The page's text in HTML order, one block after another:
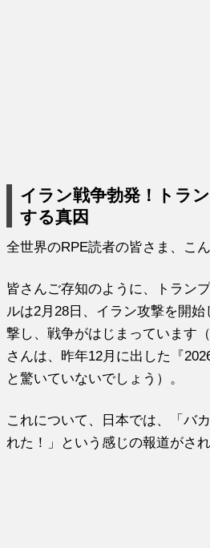
イラン戦争勃発！トラ
する真因
全世界のRPE読者の皆さま、こ
皆さんご存知のように、トラン
ルは2月28日、イラン攻撃を開
撃し、戦争がはじまっています
さんは、昨年12月に出した『
と驚いていないでしょう）。
これについて、日本では、「バ
れた！」という感じの報道がされ